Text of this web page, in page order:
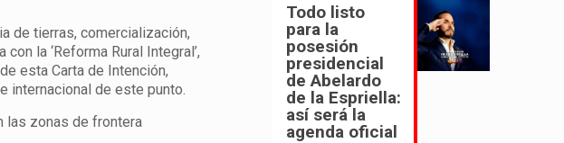
de tierras, comercialización,
la ‘Reforma Rural Integral’,
esta Carta de Intención,
​internacional de este punto.
las zonas de frontera
Todo listo
para la
posesión
presidencial
de Abelardo
de la Espriella:
así será la
agenda oficial